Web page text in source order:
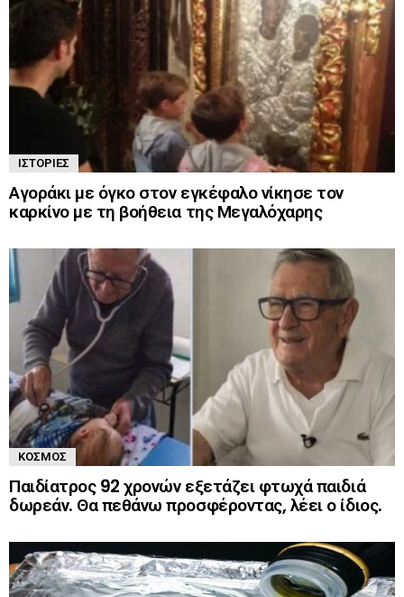
ΙΣΤΟΡΊΕΣ
Αγοράκι με όγκο στον εγκέφαλο νίκησε τον
καρκίνο με τη βοήθεια της Μεγαλόχαρης
ΚΌΣΜΟΣ
Παιδίατρος 92 χρονών εξετάζει φτωχά παιδιά
δωρεάν. Θα πεθάνω προσφέροντας, λέει ο ίδιος.